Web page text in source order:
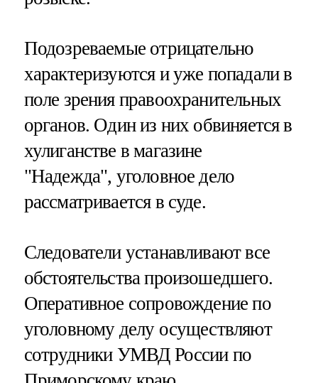
Подозреваемые отрицательно
характеризуются и уже попадали в
поле зрения правоохранительных
органов. Один из них обвиняется в
хулиганстве в магазине
"Надежда", уголовное дело
рассматривается в суде.
Следователи устанавливают все
обстоятельства произошедшего.
Оперативное сопровождение по
уголовному делу осуществляют
сотрудники УМВД России по